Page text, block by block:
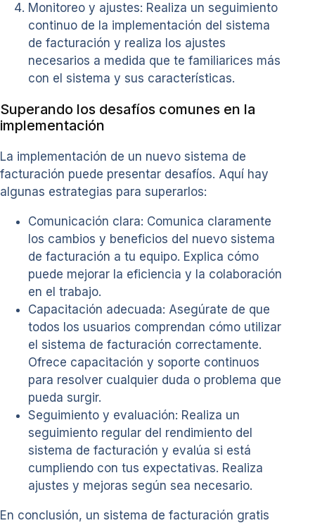
Monitoreo y ajustes: Realiza un seguimiento
continuo de la implementación del sistema
de facturación y realiza los ajustes
necesarios a medida que te familiarices más
con el sistema y sus características.
Superando los desafíos comunes en la
implementación
La implementación de un nuevo sistema de
facturación puede presentar desafíos. Aquí hay
algunas estrategias para superarlos:
Comunicación clara: Comunica claramente
los cambios y beneficios del nuevo sistema
de facturación a tu equipo. Explica cómo
puede mejorar la eficiencia y la colaboración
en el trabajo.
Capacitación adecuada: Asegúrate de que
todos los usuarios comprendan cómo utilizar
el sistema de facturación correctamente.
Ofrece capacitación y soporte continuos
para resolver cualquier duda o problema que
pueda surgir.
Seguimiento y evaluación: Realiza un
seguimiento regular del rendimiento del
sistema de facturación y evalúa si está
cumpliendo con tus expectativas. Realiza
ajustes y mejoras según sea necesario.
En conclusión, un sistema de facturación gratis